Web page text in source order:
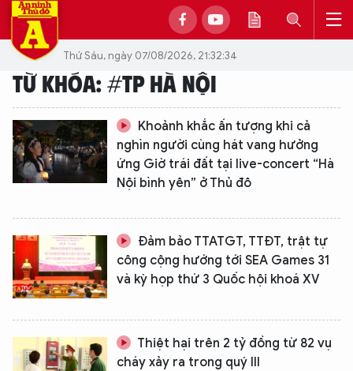
Thứ Sáu, ngày 07/08/2026, 21:32:34
TỪ KHÓA: #TP HÀ NỘI
Khoảnh khắc ấn tượng khi cả
nghìn người cùng hát vang hưởng
ứng Giờ trái đất tại live-concert “Hà
Nội bình yên” ở Thủ đô
Đảm bảo TTATGT, TTĐT, trật tự
công cộng hướng tới SEA Games 31
và kỳ họp thứ 3 Quốc hội khoá XV
Thiệt hại trên 2 tỷ đồng từ 82 vụ
cháy xảy ra trong quý III